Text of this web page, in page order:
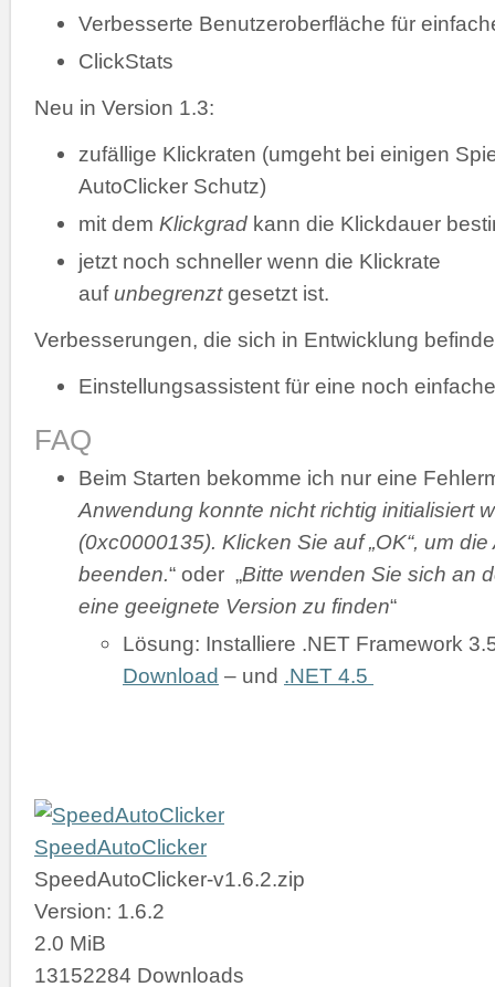
Verbesserte Benutzeroberfläche für
ClickStats
Neu in Version 1.3:
zufällige Klickraten (umgeht bei einigen
AutoClicker Schutz)
mit dem Klickgrad kann die Klickdauer
jetzt noch schneller wenn die Klickrate
aufunbegrenztgesetzt ist.
Verbesserungen, die sich in Entwicklung
Einstellungsassistent für eine noch
FAQ
Beim Starten bekomme ich nur eine
Anwendung konnte nicht richtig initialisiert
(0xc0000135). Klicken Sie auf „OK“, um
beenden.“ oder „Bitte wenden Sie sich an
eine geeignete Version zu finden“
Lösung: Installiere .NET Framework
Download – und .NET 4.5
SpeedAutoClicker
SpeedAutoClicker-v1.6.2.zip
Version: 1.6.2
2.0 MiB
13152284 Downloads